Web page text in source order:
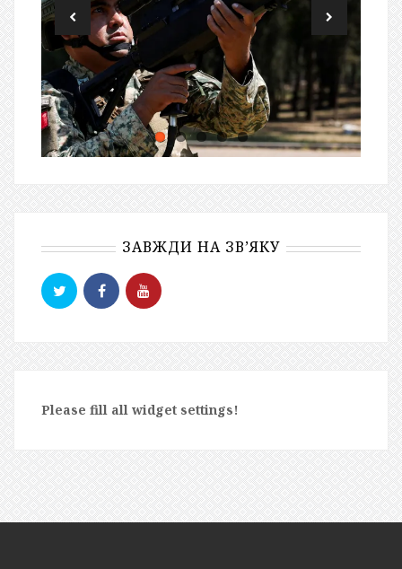
ЗАВЖДИ НА ЗВ’ЯКУ
Please fill all widget settings!